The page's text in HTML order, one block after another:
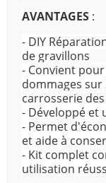
AVANTAGES :
- DIY
de gravillons
- Convient
dommages sur
carrosserie
- Développé et
- Permet
et aide à
- Kit complet
utilisation